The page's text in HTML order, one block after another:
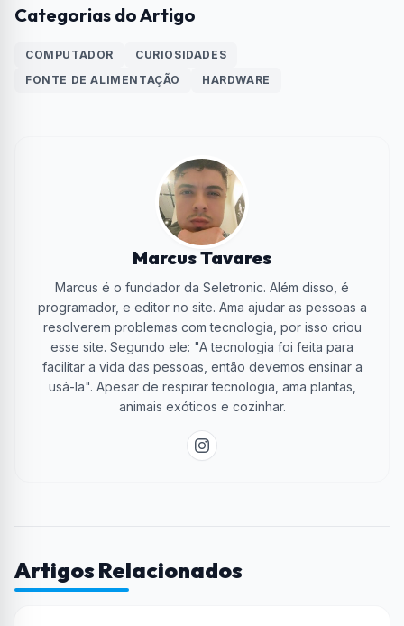
Categorias do Artigo
COMPUTADOR
CURIOSIDADES
FONTE DE ALIMENTAÇÃO
HARDWARE
Marcus Tavares
Marcus é o fundador da Seletronic. Além disso, é
programador, e editor no site. Ama ajudar as pessoas a
resolverem problemas com tecnologia, por isso criou
esse site. Segundo ele: "A tecnologia foi feita para
facilitar a vida das pessoas, então devemos ensinar a
usá-la". Apesar de respirar tecnologia, ama plantas,
animais exóticos e cozinhar.
Artigos Relacionados